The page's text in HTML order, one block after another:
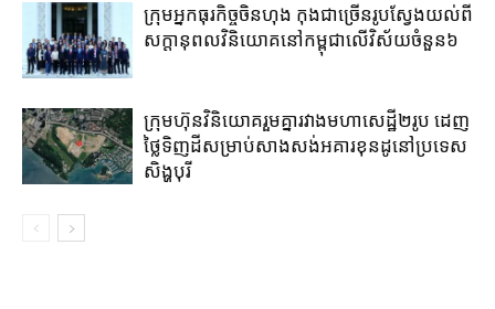
ក្រុមអ្នកធុរកិច្ចចិន​ហុង កុង​ជា​ច្រើន​រូប​ស្វែង​យល់​ពី​
សក្តានុពល​វិនិយោគ​នៅ​កម្ពុជា​លើ​វិស័យ​ចំនួន៦​
ក្រុមហ៊ុន​វិនិយោគ​រួម​គ្នា​រវាង​មហាសេដ្ឋី២រូប ​ដេញ​
ថ្លៃ​ទិញ​ដី​សម្រាប់​សាងសង់​អគារខុនដូ​នៅ​ប្រទេស​
សិង្ហបុរី​